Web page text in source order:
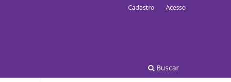
Buscar
Cadastro Acesso